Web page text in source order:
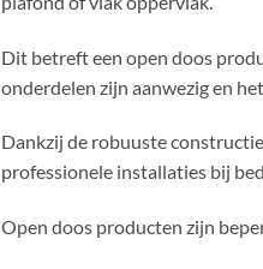
Dit betreft een open doos
onderdelen zijn aanwezig en
Dankzij de robuuste
professionele installaties bij
Open doos producten zijn